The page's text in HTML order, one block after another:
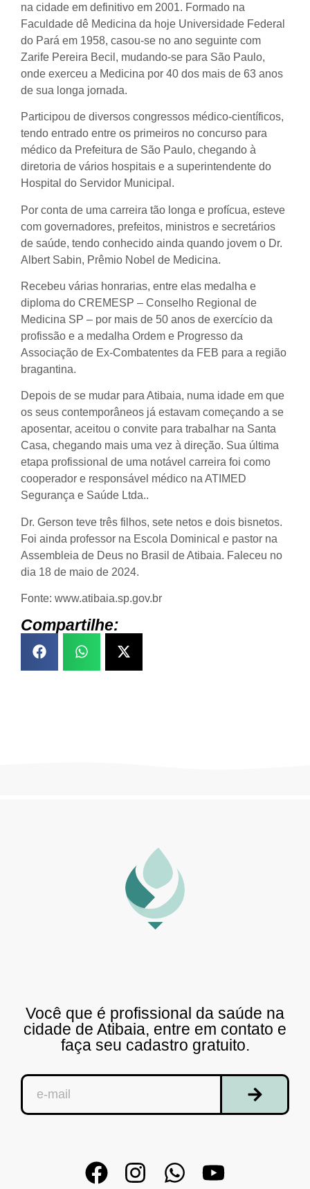
na cidade em definitivo em 2001. Formado na
Faculdade dê Medicina da hoje Universidade Federal
do Pará em 1958, casou-se no ano seguinte com
Zarife Pereira Becil, mudando-se para São Paulo,
onde exerceu a Medicina por 40 dos mais de 63 anos
de sua longa jornada.
Participou de diversos congressos médico-científicos,
tendo entrado entre os primeiros no concurso para
médico da Prefeitura de São Paulo, chegando à
diretoria de vários hospitais e a superintendente do
Hospital do Servidor Municipal.
Por conta de uma carreira tão longa e profícua, esteve
com governadores, prefeitos, ministros e secretários
de saúde, tendo conhecido ainda quando jovem o Dr.
Albert Sabin, Prêmio Nobel de Medicina.
Recebeu várias honrarias, entre elas medalha e
diploma do CREMESP – Conselho Regional de
Medicina SP – por mais de 50 anos de exercício da
profissão e a medalha Ordem e Progresso da
Associação de Ex-Combatentes da FEB para a região
bragantina.
Depois de se mudar para Atibaia, numa idade em que
os seus contemporâneos já estavam começando a se
aposentar, aceitou o convite para trabalhar na Santa
Casa, chegando mais uma vez à direção. Sua última
etapa profissional de uma notável carreira foi como
cooperador e responsável médico na ATIMED
Segurança e Saúde Ltda..
Dr. Gerson teve três filhos, sete netos e dois bisnetos.
Foi ainda professor na Escola Dominical e pastor na
Assembleia de Deus no Brasil de Atibaia. Faleceu no
dia 18 de maio de 2024.
Fonte: www.atibaia.sp.gov.br
Compartilhe:
Você que é profissional da saúde na
cidade de Atibaia, entre em contato e
faça seu cadastro gratuito.